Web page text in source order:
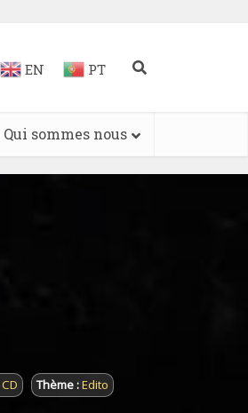
EN PT
Qui sommes nous
CD Thème :Edito